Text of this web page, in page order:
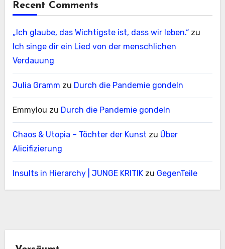
Recent Comments
„Ich glaube, das Wichtigste ist, dass wir leben.“zu
Ich singe dir ein Lied von der menschlichen
Verdauung
Julia Gramm zu Durch die Pandemie gondeln
Emmylou zu Durch die Pandemie gondeln
Chaos & Utopia – Töchter der Kunst zu Über
Alicifizierung
Insults in Hierarchy | JUNGE KRITIKzu GegenTeile